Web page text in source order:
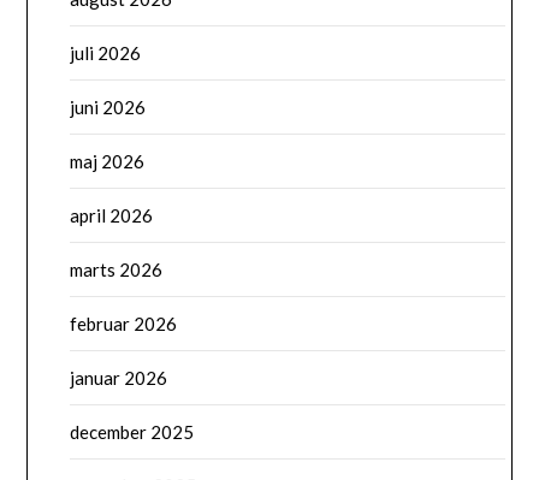
juli 2026
juni 2026
maj 2026
april 2026
marts 2026
februar 2026
januar 2026
december 2025